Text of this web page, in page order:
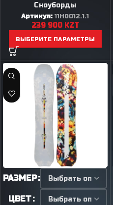
Сноуборды
Артикул:11H0012.1.1
239 900 KZT
ВЫБЕРИТЕ ПАРАМЕТРЫ
РАЗМЕР
ЦВЕТ